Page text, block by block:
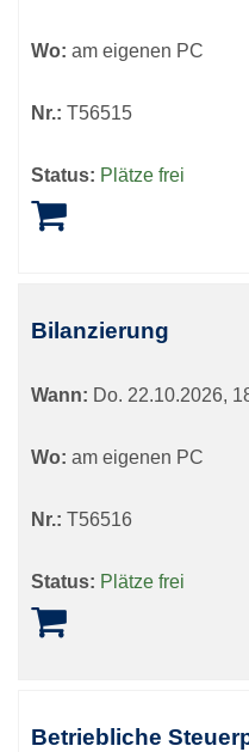
Wo: am eigenen PC
Nr.: T56515
Status: Plätze frei
Bilanzierung
Wann: Do. 22.10.2026,
Wo: am eigenen PC
Nr.: T56516
Status: Plätze frei
Betriebliche